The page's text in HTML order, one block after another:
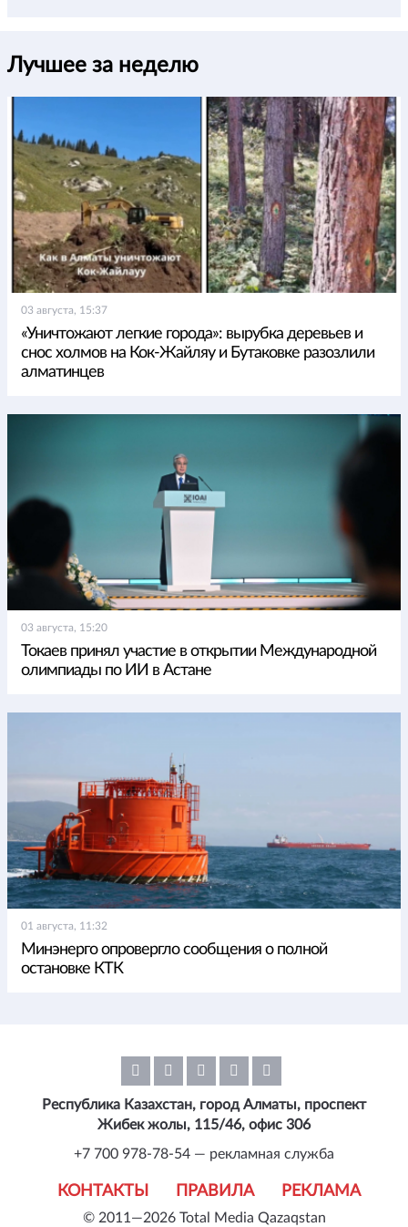
Лучшее за неделю
03 августа, 15:37
«Уничтожают легкие города»: вырубка деревьев и
снос холмов на Кок-Жайляу и Бутаковке разозлили
алматинцев
03 августа, 15:20
Токаев принял участие в открытии Международной
олимпиады по ИИ в Астане
01 августа, 11:32
Минэнерго опровергло сообщения о полной
остановке КТК
© 2011—2026 Total Media Qazaqstan
КОНТАКТЫ ПРАВИЛА РЕКЛАМА
Республика Казахстан, город Алматы, проспект
Жибек жолы, 115/46, офис 306
+7 700 978-78-54 — рекламная служба